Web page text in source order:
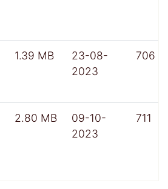
1.39 MB
23-08-
2023
706
2.80 MB
09-10-
2023
711